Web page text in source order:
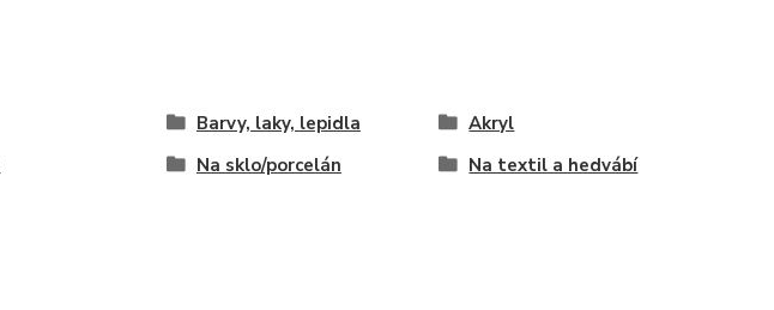
Barvy, laky, lepidla
Akryl
Na sklo/porcelán Na textil a hedvábí